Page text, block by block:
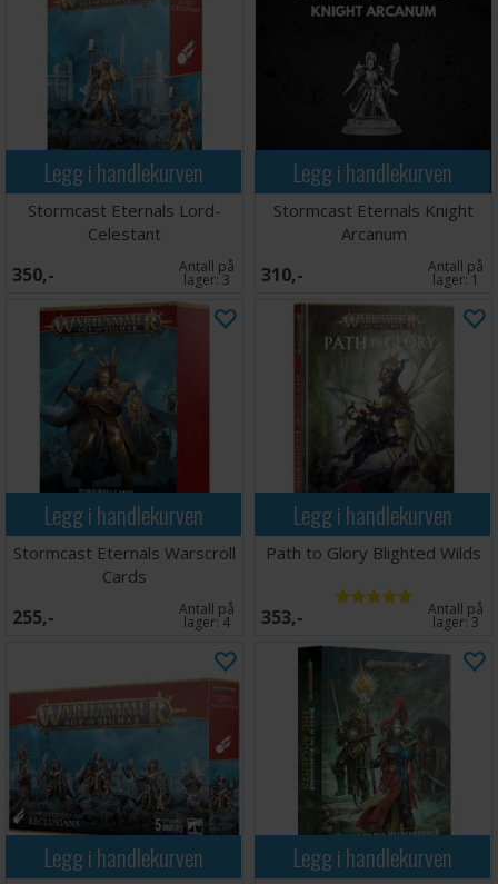
Legg i handlekurven
Stormcast Eternals Lord-
Celestant
350,- Antall på
lager:3
Legg i handlekurven
Stormcast Eternals Knight
Arcanum
310,- Antall på
lager:1
Legg i handlekurven
Stormcast Eternals Warscroll
Cards
255,- Antall på
lager:4
Legg i handlekurven
Path to Glory Blighted Wilds
353,- Antall på
lager:3
Legg i handlekurven Legg i handlekurven